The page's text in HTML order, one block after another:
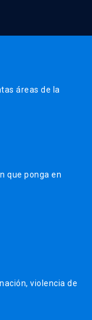
áreas de la
que ponga en
violencia de